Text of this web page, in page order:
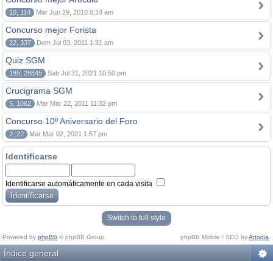
10, 114 Mar Jun 29, 2010 6:14 am
Concurso mejor Forista
22, 337 Dom Jul 03, 2011 1:31 am
Quiz SGM
185, 28845 Sab Jul 31, 2021 10:50 pm
Crucigrama SGM
5, 1062 Mar Mar 22, 2011 11:32 pm
Concurso 10º Aniversario del Foro
2, 22 Mar Mar 02, 2021 1:57 pm
Identificarse
Identificarse automáticamente en cada visita
Switch to full style
Powered by phpBB © phpBB Group. phpBB Mobile / SEO byArtodia
Índice general